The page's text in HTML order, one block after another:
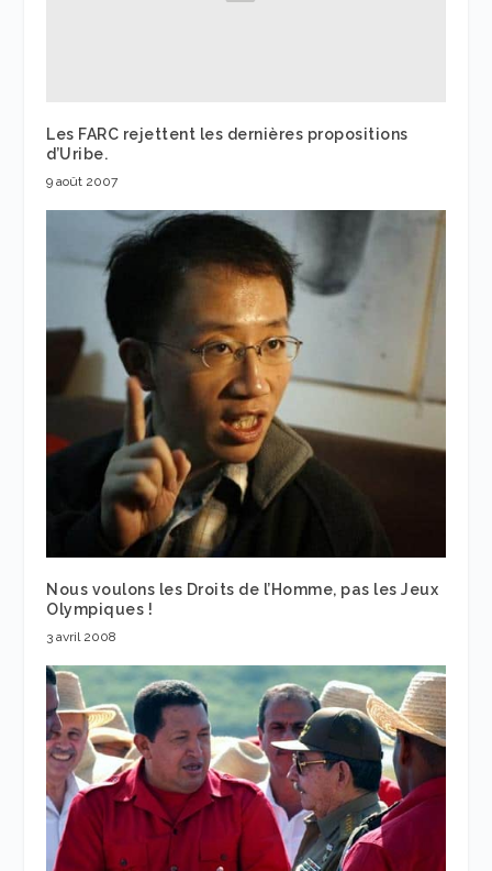
Les FARC rejettent les dernières propositions
d’Uribe.
9 août 2007
Nous voulons les Droits de l’Homme, pas les Jeux
Olympiques !
3 avril 2008